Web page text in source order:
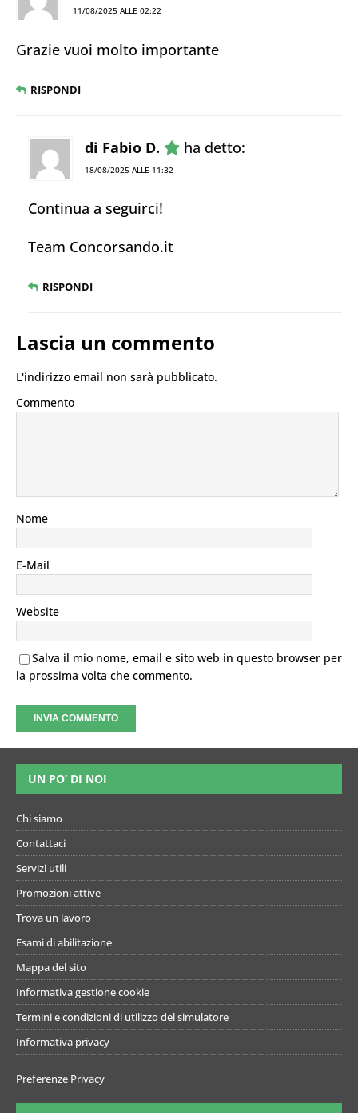
11/08/2025 ALLE 02:22
Grazie vuoi molto importante
RISPONDI
di Fabio D. ha detto:
18/08/2025 ALLE 11:32
Continua a seguirci!
Team Concorsando.it
RISPONDI
Lascia un commento
L'indirizzo email non sarà pubblicato.
Commento
Nome
E-Mail
Website
Salva il mio nome, email e sito web in questo browser per
la prossima volta che commento.
UN PO’ DI NOI
Chi siamo
Contattaci
Servizi utili
Promozioni attive
Trova un lavoro
Esami di abilitazione
Mappa del sito
Informativa gestione cookie
Termini e condizioni di utilizzo del simulatore
Informativa privacy
Preferenze Privacy